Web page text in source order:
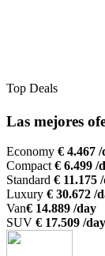
Top Deals
Las mejores
Economy € 4.467
Compact € 6.499 /
Standard € 11.175
Luxury € 30.672 /
Van€ 14.889 /day
SUV € 17.509 /day